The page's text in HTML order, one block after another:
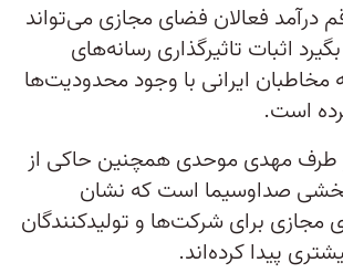
درآمد فعالان فضای مجازی می‌تواند
اثبات تاثیرگذاری رسانه‌های
مخاطبان ایرانی با وجود محدودیت‌ها
است.
طرف مهدی موحدی همچنین حاکی از
صداوسیما است که نشان
مجازی برای شرکت‌ها و تولیدکنندگان
پیدا کرده‌اند.